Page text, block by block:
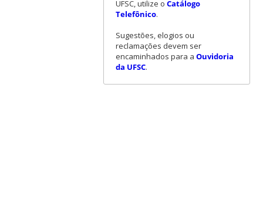
UFSC, utilize o Catálogo
Telefônico.
Sugestões, elogios ou
reclamações devem ser
encaminhados para a Ouvidoria
da UFSC.